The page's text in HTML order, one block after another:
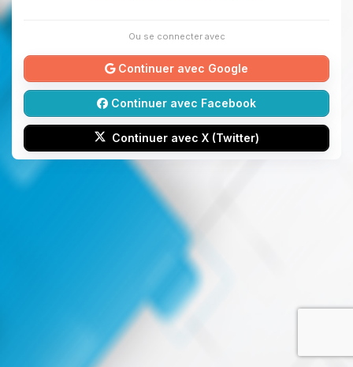
Ou se connecter avec
Continuer avec Google
Continuer avec Facebook
Continuer avec X (Twitter)